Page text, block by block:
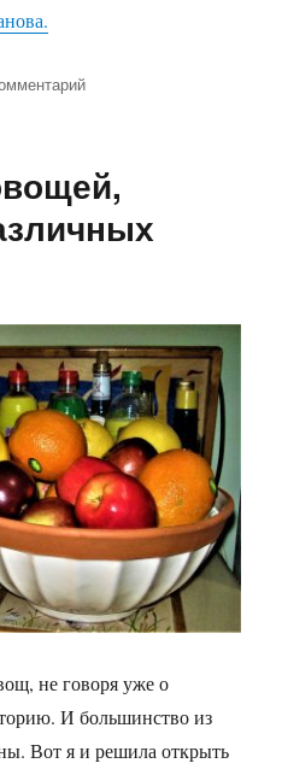
к
не говоря уже о
И большинство из
Вот я и решила открыть